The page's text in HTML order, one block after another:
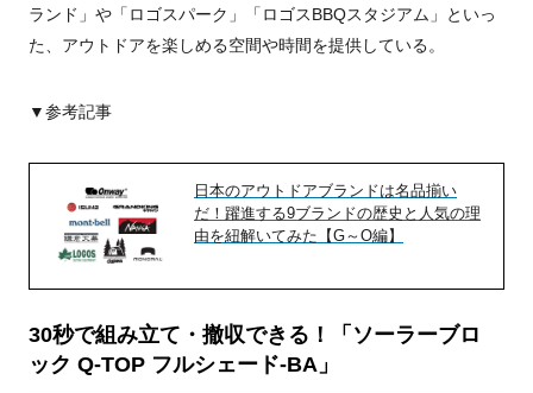
ランド」や「ロゴスパーク」「ロゴスBBQスタジアム」といっ
た、アウトドアを楽しめる空間や時間を提供している。
▼参考記事
日本のアウトドアブランドは名品揃い
だ！躍進する9ブランドの歴史と人気の理
由を紐解いてみた【G～O編】
30秒で組み立て・撤収できる！「ソーラーブロ
ック Q-TOP フルシェード-BA」